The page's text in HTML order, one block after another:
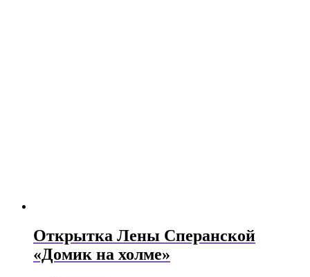
Открытка Лены Сперанской
«Домик на холме»